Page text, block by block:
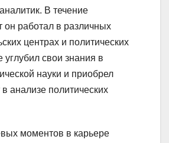
В течение
он работал в различных
центрах и политических
углубил свои знания в
науки и приобрел
анализе политических
моментов в карьере